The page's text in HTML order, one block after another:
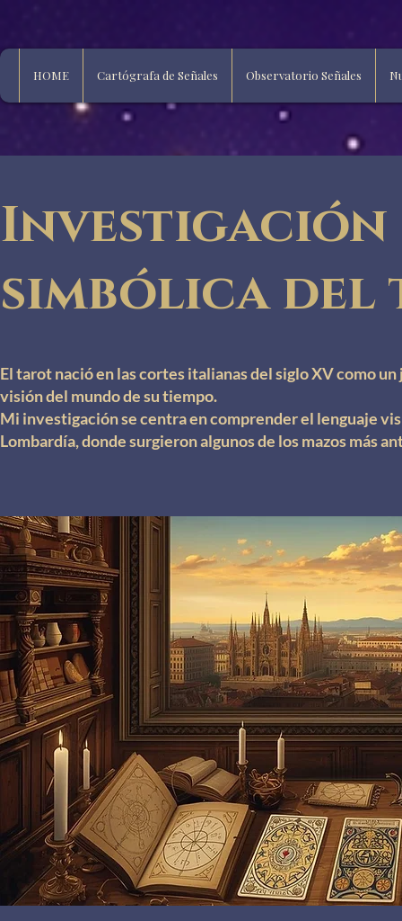
HOME Cartógrafa de Señales Observatorio Señales
simbólica
El tarot nació en las cortes italianas del siglo XV como
visión del mundo de su tiempo.
Mi investigación se centra en comprender el lenguaje
Lombardía, donde surgieron algunos de los mazos más